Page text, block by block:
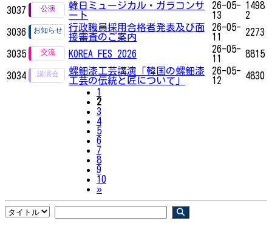
3037
韓日ミュージカル・ガラコンサ
ート
26-05-
13
1498
2
3036
行政職員採用合格者発表及び面
接審査のご案内
26-05-
11
2273
3035 KOREA FES 2026
26-05-
11
8815
3034
螺鈿漆工芸講演「韓国の螺鈿漆
工芸の伝統と匠について」
26-05-
12
4830
1
2
3
4
5
6
7
8
9
10
»Next